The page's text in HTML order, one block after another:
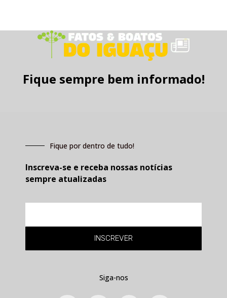
Fique sempre bem informado!
Fique por dentro de tudo!
Inscreva-se e receba nossas notícias
sempre atualizadas
INSCREVER
Siga-nos